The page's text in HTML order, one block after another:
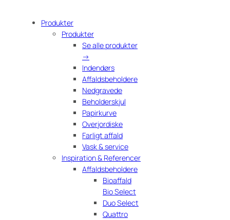
Produkter
Produkter
Se alle produkter
→
Indendørs
Affaldsbeholdere
Nedgravede
Beholderskjul
Papirkurve
Overjordiske
Farligt affald
Vask & service
Inspiration & Referencer
Affaldsbeholdere
Bioaffald
Bio Select
Duo Select
Quattro